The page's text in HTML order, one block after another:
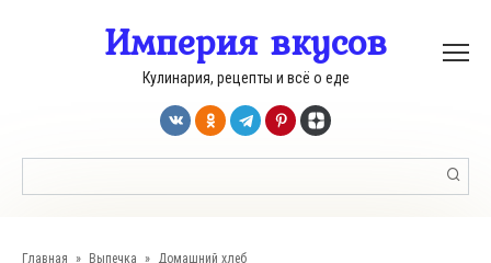
Империя вкусов
Кулинария, рецепты и всё о еде
Главная » Выпечка » Домашний хлеб